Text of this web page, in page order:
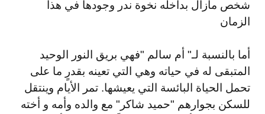
شخص مازال بداخله نخوة ندر وجودها في هذا
الزمان
أما بالنسبة لـ" أم سالم "فهي بريق النور الوحيد
المتبقى له في حياته وهي التي تعينه بقدرٍ ما على
تحمل الحياة البائسة التي يعيشها. تمر الأيام وينتقل
للسكن بجوارهم "حميد شاكر" مع والده وأمه و أخته